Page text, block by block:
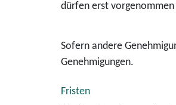
dürfen erst
Sofern andere
Genehmigungen.
Fristen